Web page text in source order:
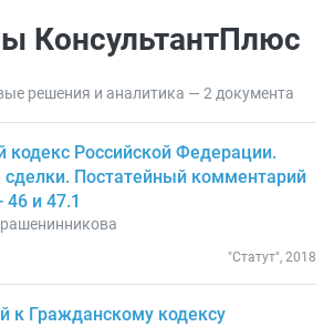
КонсультантПлюс
решения и аналитика — 2 документа
кодекс Российской Федерации.
Постатейный комментарий
46 и 47.1
"Статут", 2018
к Гражданскому кодексу